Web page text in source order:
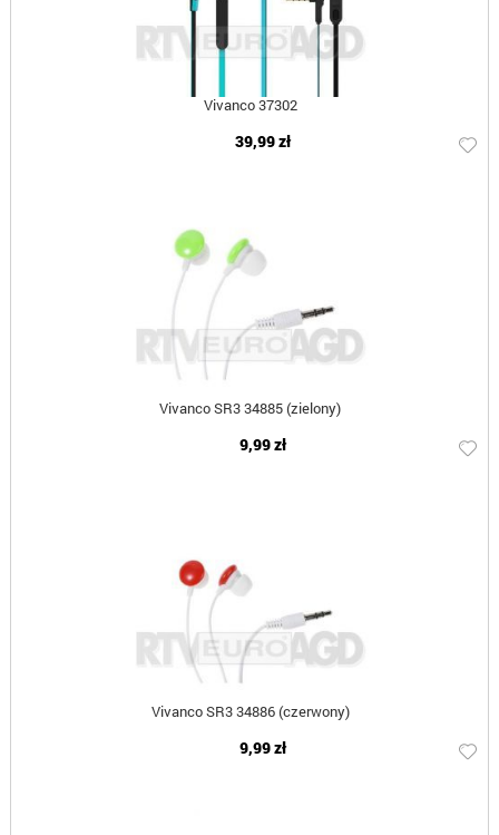
Vivanco 37302
39,99 zł
Vivanco SR3 34885 (zielony)
9,99 zł
Vivanco SR3 34886 (czerwony)
9,99 zł